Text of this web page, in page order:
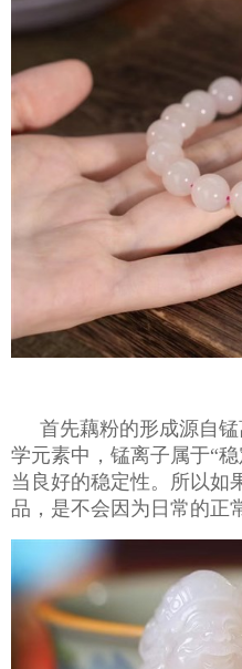
首先藕粉的形成源自
学元素中，锰离子属于“
当良好的稳定性。所以如
品，是不会因为日常的正